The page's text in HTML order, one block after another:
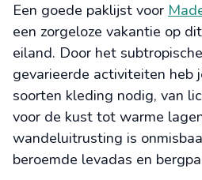
Een goede paklijst voor
een zorgeloze vakantie op
eiland. Door het
gevarieerde activiteiten heb
soorten kleding nodig, van
voor de kust tot warme
wandeluitrusting is
beroemde levadas en